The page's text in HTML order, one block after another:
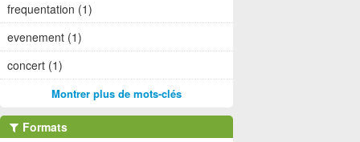
frequentation (1)
evenement (1)
concert (1)
Montrer plus de mots-clés
Formats